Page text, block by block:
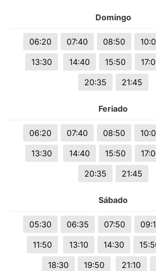
Domingo
06:20 07:40 08:50
13:30
14:40 15:50
20:35
21:45
Feriado
06:20 07:40 08:50
13:30
14:40 15:50
20:35
21:45
Sábado
05:30 06:35 07:50
11:50
13:10 14:30
18:30
19:50 21:10